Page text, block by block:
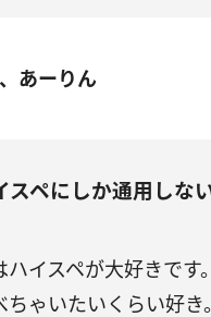
あーりん
スペにしか通用しな
ハイスペが大好きです
ちゃいたいくらい好